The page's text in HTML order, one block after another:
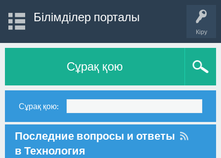
Кіру
Білімділер порталы
Сұрақ қою
Сұрақ қою:
Последние вопросы и ответы
в Технология